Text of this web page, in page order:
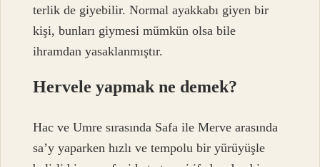
terlik de giyebilir. Normal ayakkabı giyen bir
kişi, bunları giymesi mümkün olsa bile
ihramdan yasaklanmıştır.
Hervele yapmak ne demek?
Hac ve Umre sırasında Safa ile Merve arasında
sa’y yaparken hızlı ve tempolu bir yürüyüşle